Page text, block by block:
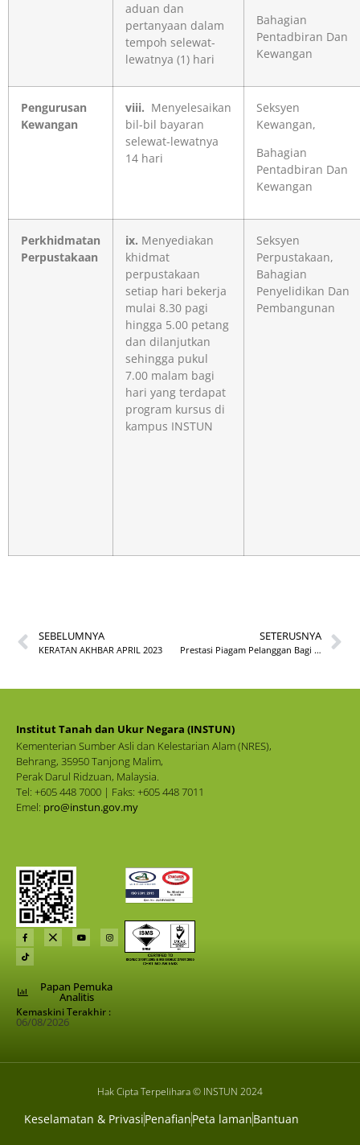
aduan dan
pertanyaan dalam
tempoh selewat-
lewatnya (1) hari
Bahagian
Pentadbiran Dan
Kewangan
Pengurusan
Kewangan
viii. Menyelesaikan
bil-bil bayaran
selewat-lewatnya
14 hari
Seksyen
Kewangan,
Bahagian
Pentadbiran Dan
Kewangan
Perkhidmatan
Perpustakaan
ix. Menyediakan
khidmat
perpustakaan
setiap hari bekerja
mulai 8.30 pagi
hingga 5.00 petang
dan dilanjutkan
sehingga pukul
7.00 malam bagi
hari yang terdapat
program kursus di
kampus INSTUN
Seksyen
Perpustakaan,
Bahagian
Penyelidikan Dan
Pembangunan
SEBELUMNYA
KERATAN AKHBAR APRIL 2023
SETERUSNYA
Prestasi Piagam Pelanggan Bagi Bulan Februari 2023
Institut Tanah dan Ukur Negara (INSTUN)
Kementerian Sumber Asli dan Kelestarian Alam (NRES),
Behrang, 35950 Tanjong Malim,
Perak Darul Ridzuan, Malaysia.
Tel: +605 448 7000 | Faks: +605 448 7011
Emel: pro@instun.gov.my
Papan Pemuka
Analitis
Kemaskini Terakhir :
06/08/2026
Hak Cipta Terpelihara © INSTUN 2024
Keselamatan & PrivasiPenafianPeta lamanBantuan